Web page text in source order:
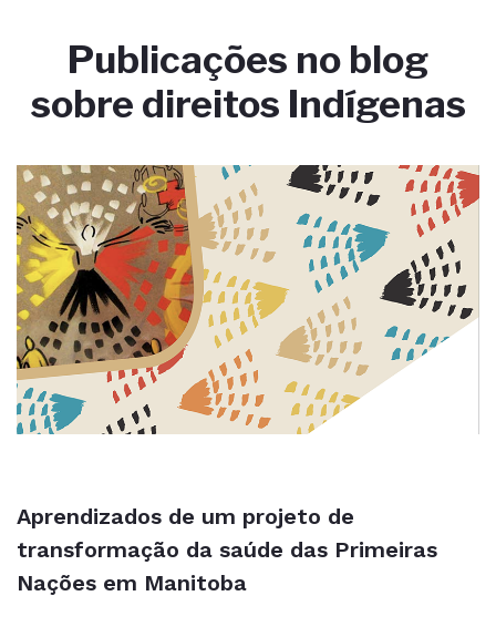
Publicações no blog
sobre direitos Indígenas
Aprendizados de um projeto de
transformação da saúde das Primeiras
Nações em Manitoba